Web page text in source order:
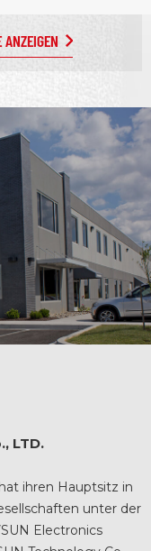
ANZEIGEN
LTD.
ihren Hauptsitz in
unter der
Electronics